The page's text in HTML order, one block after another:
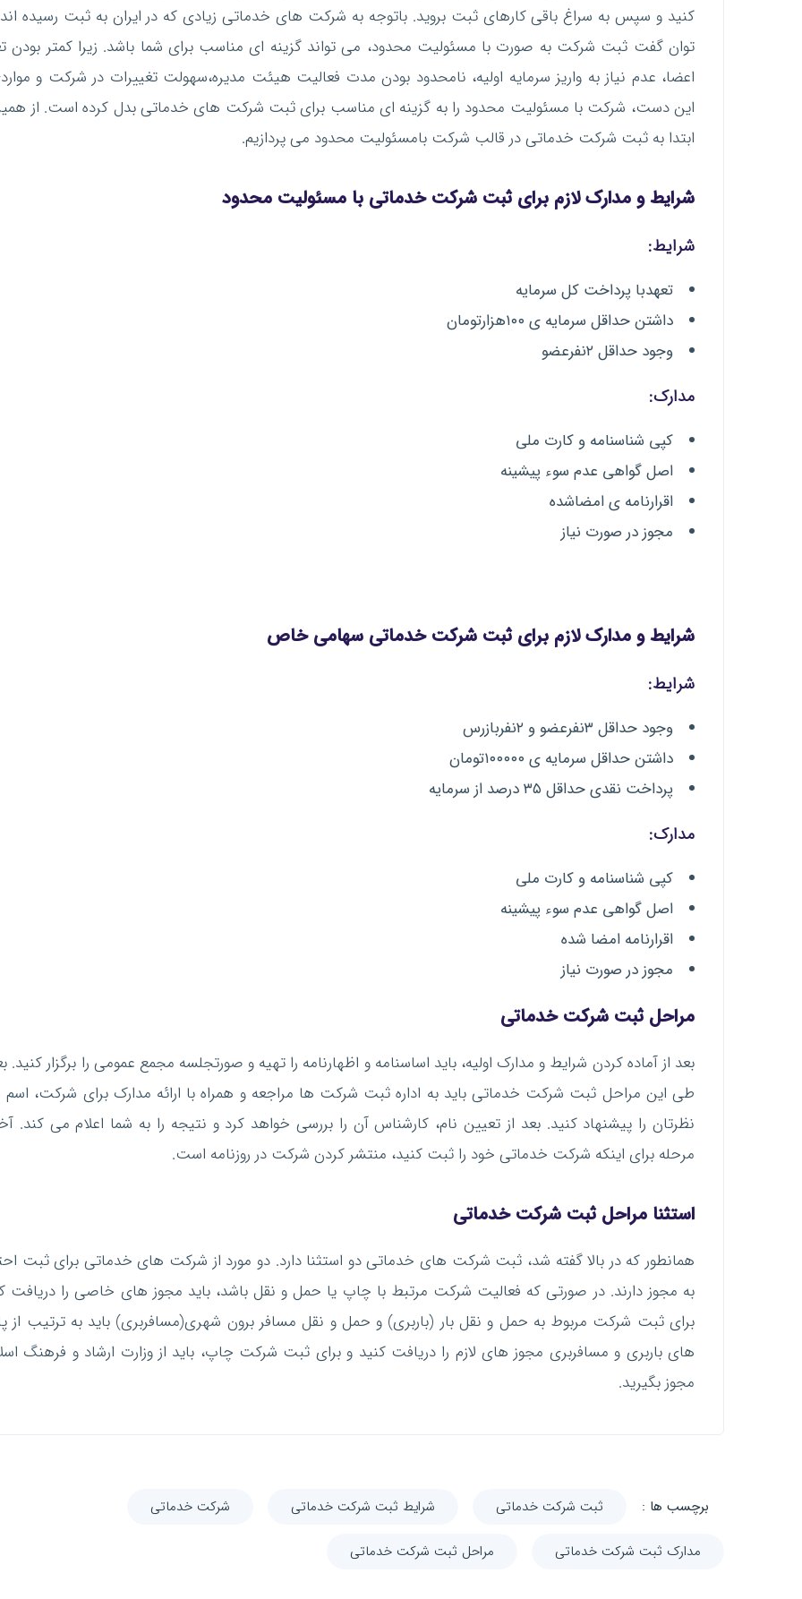
کنید و سپس به سراغ باقی کارهای ثبت بروید. باتوجه به شرکت های خدماتی زیادی که در ایران به ثبت رسیده
توان گفت ثبت شرکت به صورت با مسئولیت محدود، می تواند گزینه ای مناسب برای شما باشد. زیرا کمتر بودن
اعضا، عدم نیاز به واریز سرمایه اولیه، نامحدود بودن مدت فعالیت هیئت مدیره،سهولت تغییرات در شرکت و
این دست، شرکت با مسئولیت محدود را به گزینه ای مناسب برای ثبت شرکت های خدماتی بدل کرده است. از
ابتدا به ثبت شرکت خدماتی در قالب شرکت بامسئولیت محدود می پردازیم.
شرایط و مدارک لازم برای ثبت شرکت خدماتی با مسئولیت محدود
شرایط:
تعهدبا پرداخت کل سرمایه
داشتن حداقل سرمایه ی ۱۰۰هزارتومان
وجود حداقل ۲نفرعضو
مدارک:
کپی شناسنامه و کارت ملی
اصل گواهی عدم سوء پیشینه
اقرارنامه ی امضاشده
مجوز در صورت نیاز
شرایط و مدارک لازم برای ثبت شرکت خدماتی سهامی خاص
شرایط:
وجود حداقل ۳نفرعضو و ۲نفربازرس
داشتن حداقل سرمایه ی ۱۰۰۰۰۰تومان
پرداخت نقدی حداقل ۳۵ درصد از سرمایه
مدارک:
کپی شناسنامه و کارت ملی
اصل گواهی عدم سوء پیشینه
اقرارنامه امضا شده
مجوز در صورت نیاز
مراحل ثبت شرکت خدماتی
بعد از آماده کردن شرایط و مدارک اولیه، باید اساسنامه و اظهارنامه را تهیه و صورتجلسه مجمع عمومی را برگزار کنید.
طی این مراحل ثبت شرکت خدماتی باید به اداره ثبت شرکت ها مراجعه و همراه با ارائه مدارک برای شرکت، اسم
نظرتان را پیشنهاد کنید. بعد از تعیین نام، کارشناس آن را بررسی خواهد کرد و نتیجه را به شما اعلام می کند.
مرحله برای اینکه شرکت خدماتی خود را ثبت کنید، منتشر کردن شرکت در روزنامه است.
استثنا مراحل ثبت شرکت خدماتی
همانطور که در بالا گفته شد، ثبت شرکت های خدماتی دو استثنا دارد. دو مورد از شرکت های خدماتی برای ثبت
به مجوز دارند. در صورتی که فعالیت شرکت مرتبط با چاپ یا حمل و نقل باشد، باید مجوز های خاصی را دریافت
برای ثبت شرکت مربوط به حمل و نقل بار (باربری) و حمل و نقل مسافر برون شهری(مسافربری) باید به ترتیب از
های باربری و مسافربری مجوز های لازم را دریافت کنید و برای ثبت شرکت چاپ، باید از وزارت ارشاد و فرهنگ
مجوز بگیرید.
برچسب ها : ثبت شرکت خدماتی شرایط ثبت شرکت خدماتی شرکت خدماتی
مدارک ثبت شرکت خدماتی مراحل ثبت شرکت خدماتی